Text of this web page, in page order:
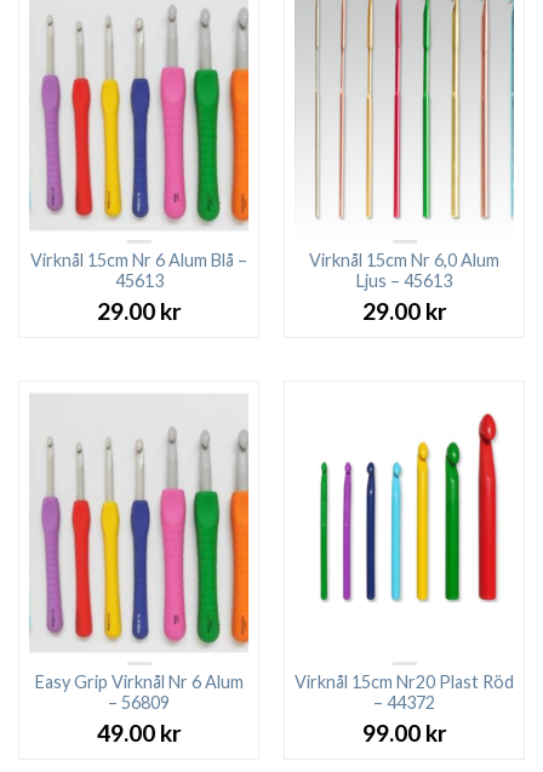
Virknål 15cm Nr 6 Alum Blå –
45613
29.00 kr
Virknål 15cm Nr 6,0 Alum
Ljus – 45613
29.00 kr
Easy Grip Virknål Nr 6 Alum
– 56809
49.00 kr
Virknål 15cm Nr20 Plast Röd
– 44372
99.00 kr